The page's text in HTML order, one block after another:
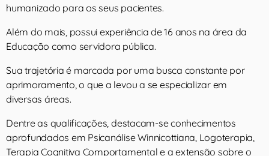
humanizado para os seus pacientes.
Além do mais, possui experiência de 16 anos na área da
Educação como servidora pública.
Sua trajetória é marcada por uma busca constante por
aprimoramento, o que a levou a se especializar em
diversas áreas.
Dentre as qualificações, destacam-se conhecimentos
aprofundados em Psicanálise Winnicottiana, Logoterapia,
Terapia Cognitiva Comportamental e a extensão sobre o